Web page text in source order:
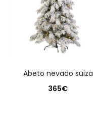
abeto nevado suiza
365€